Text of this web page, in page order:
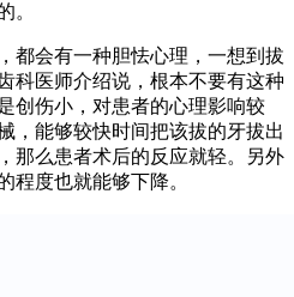
。
会有一种胆怯心理，一想到拔
科医师介绍说，根本不要有这种
创伤小，对患者的心理影响较
，能够较快时间把该拔的牙拔出
那么患者术后的反应就轻。另外
程度也就能够下降。